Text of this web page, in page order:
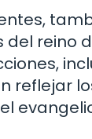
reino
reflejar